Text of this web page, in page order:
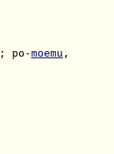
; po-moemu